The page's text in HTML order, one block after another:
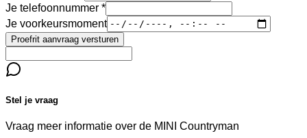
Je telefoonnummer
Je voorkeursmoment
Proefrit aanvraag versturen
Stel je vraag
Vraag meer informatie over de MINI Countryman